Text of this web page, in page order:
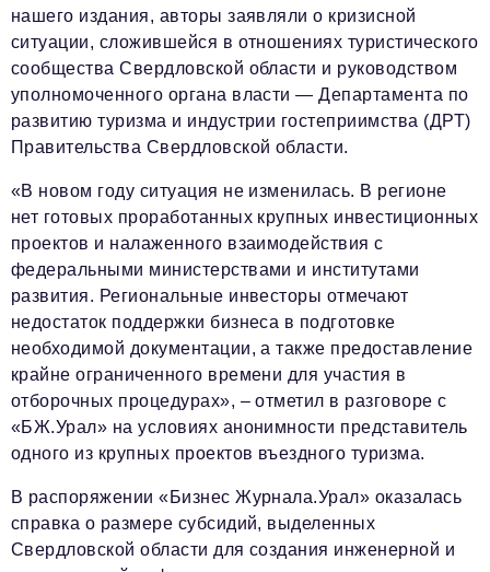
нашего издания, авторы заявляли о кризисной
ситуации, сложившейся в отношениях туристического
сообщества Свердловской области и руководством
уполномоченного органа власти — Департамента по
развитию туризма и индустрии гостеприимства (ДРТ)
Правительства Свердловской области.
«В новом году ситуация не изменилась. В регионе
нет готовых проработанных крупных инвестиционных
проектов и налаженного взаимодействия с
федеральными министерствами и институтами
развития. Региональные инвесторы отмечают
недостаток поддержки бизнеса в подготовке
необходимой документации, а также предоставление
крайне ограниченного времени для участия в
отборочных процедурах», – отметил в разговоре с
«БЖ.Урал» на условиях анонимности представитель
одного из крупных проектов въездного туризма.
В распоряжении «Бизнес Журнала.Урал» оказалась
справка о размере субсидий, выделенных
Свердловской области для создания инженерной и